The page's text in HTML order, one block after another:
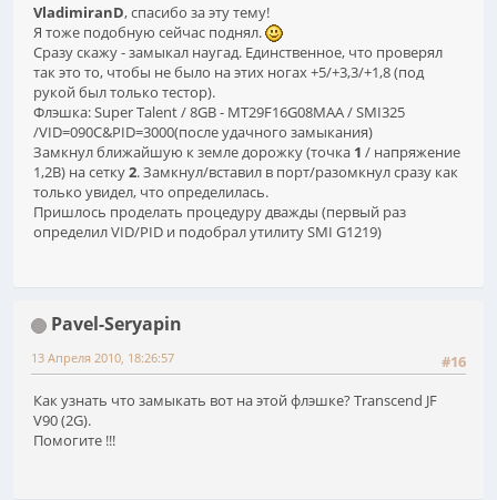
VladimiranD, спасибо за эту тему!
Я тоже подобную сейчас поднял.
Сразу скажу - замыкал наугад. Единственное, что проверял
так это то, чтобы не было на этих ногах +5/+3,3/+1,8 (под
рукой был только тестор).
Флэшка: Super Talent / 8GB - MT29F16G08MAA / SMI325
/VID=090C&PID=3000(после удачного замыкания)
Замкнул ближайшую к земле дорожку (точка 1 / напряжение
1,2В) на сетку2. Замкнул/вставил в порт/разомкнул сразу как
только увидел, что определилась.
Пришлось проделать процедуру дважды (первый раз
определил VID/PID и подобрал утилиту SMI G1219)
Pavel-Seryapin
#16
13 Апреля 2010, 18:26:57
Как узнать что замыкать вот на этой флэшке? Transcend JF
V90 (2G).
Помогите !!!